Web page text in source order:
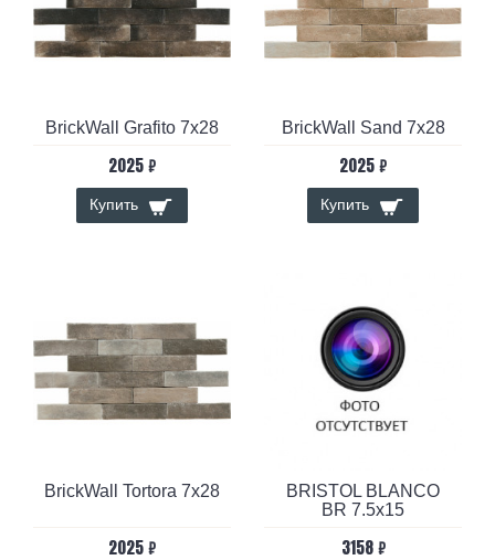
BrickWall Grafito 7x28
2025 ₽
Купить
BrickWall Sand 7x28
2025 ₽
Купить
BrickWall Tortora 7x28
2025 ₽
BRISTOL BLANCO
BR 7.5x15
3158 ₽